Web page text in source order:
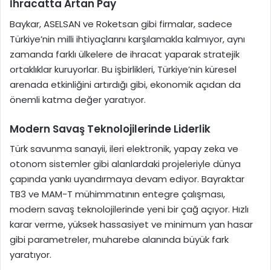
İhracatta Artan Pay
Baykar, ASELSAN ve Roketsan gibi firmalar, sadece
Türkiye’nin milli ihtiyaçlarını karşılamakla kalmıyor, aynı
zamanda farklı ülkelere de ihracat yaparak stratejik
ortaklıklar kuruyorlar. Bu işbirlikleri, Türkiye’nin küresel
arenada etkinliğini artırdığı gibi, ekonomik açıdan da
önemli katma değer yaratıyor.
Modern Savaş Teknolojilerinde Liderlik
Türk savunma sanayii, ileri elektronik, yapay zeka ve
otonom sistemler gibi alanlardaki projeleriyle dünya
çapında yankı uyandırmaya devam ediyor. Bayraktar
TB3 ve MAM-T mühimmatının entegre çalışması,
modern savaş teknolojilerinde yeni bir çağ açıyor. Hızlı
karar verme, yüksek hassasiyet ve minimum yan hasar
gibi parametreler, muharebe alanında büyük fark
yaratıyor.